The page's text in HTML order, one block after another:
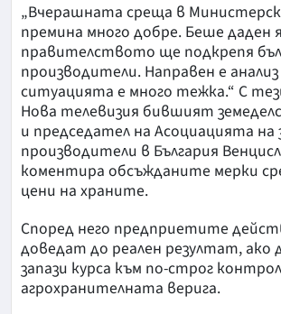
„Вчерашната среща в
премина много добре. Беше даден
правителството ще подкрепя
производители. Направен е
ситуацията е много тежка.“ С
Нова телевизия бившият
и председател на Асоциацията на
производители в България
коментира обсъжданите мерки
цени на храните.
Според него предприетите
доведат до реален резултат, ако
запази курса към по-строг
агрохранителната верига.